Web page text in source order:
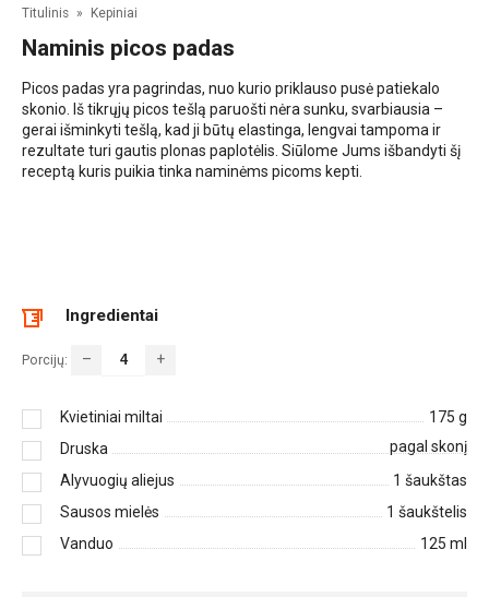
Titulinis » Kepiniai
Naminis picos padas
Picos padas yra pagrindas, nuo kurio priklauso pusė patiekalo
skonio. Iš tikrųjų picos tešlą paruošti nėra sunku, svarbiausia –
gerai išminkyti tešlą, kad ji būtų elastinga, lengvai tampoma ir
rezultate turi gautis plonas paplotėlis. Siūlome Jums išbandyti šį
receptą kuris puikia tinka naminėms picoms kepti.
Ingredientai
Porcijų: – +
Kvietiniai miltai 175 g
Druska
pagal skonį
Alyvuogių aliejus
1 šaukštas
Sausos mielės
1 šaukštelis
Vanduo
125 ml